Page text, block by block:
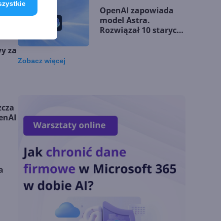
za
OpenAI zapowiada
model Astra.
Rozwiązał 10 starych
Lista zmian w
Microsoft 365 Copilot.
Podsumowanie lipca
2026
modeli GPT-5.6.
Odpowiedź na presję
Zobaczwięcej